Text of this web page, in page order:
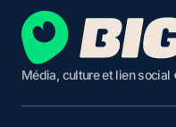
Média, culture et lien social